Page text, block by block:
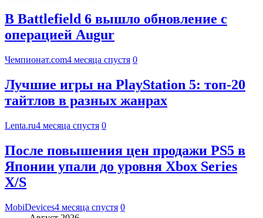
В Battlefield 6 вышло обновление с
операцией Augur
Чемпионат.com4 месяца спустя 0
Лучшие игры на PlayStation 5: топ-20
тайтлов в разных жанрах
Lenta.ru4 месяца спустя 0
После повышения цен продажи PS5 в
Японии упали до уровня Xbox Series
X/S
MobiDevices4 месяца спустя 0